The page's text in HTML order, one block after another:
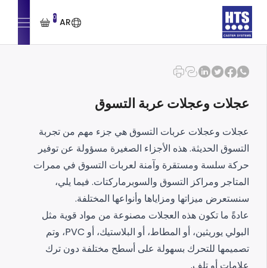
AR
0
عجلات وعجلات عربة التسوق
عجلات وعجلات عربات التسوق هي جزء مهم من تجربة
التسوق الحديثة. هذه الأجزاء الصغيرة مسؤولة عن توفير
حركة سلسة ومستقرة وآمنة لعربات التسوق في ممرات
المتاجر ومراكز التسوق والسوبرماركتات. فيما يلي،
سنستعرض ميزاتها ومزاياها وأنواعها المختلفة.
عادةً ما تكون هذه العجلات مصنوعة من مواد قوية مثل
البولي يوريثين، أو المطاط، أو البلاستيك، أو PVC، وتم
تصميمها للتحرك بسهولة على أسطح مختلفة دون ترك